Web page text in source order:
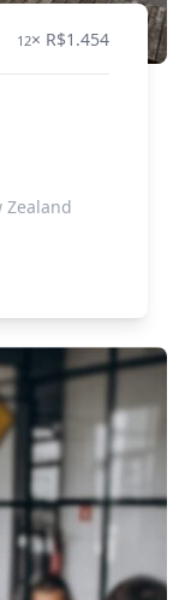
12× R$1.454
Zealand